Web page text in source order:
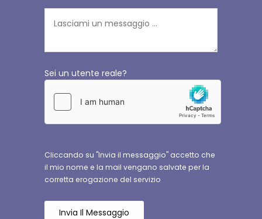
Sei un utente reale?
Cliccando su "Invia il messaggio" accetto che
il mio nome e la mail vengano salvate per la
corretta erogazione del servizio
Invia Il Messaggio